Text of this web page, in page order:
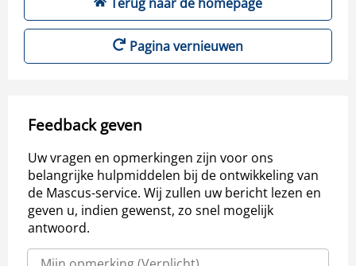
Pagina vernieuwen
Feedback geven
Uw vragen en opmerkingen zijn voor ons
belangrijke hulpmiddelen bij de ontwikkeling van
de Mascus-service. Wij zullen uw bericht lezen en
geven u, indien gewenst, zo snel mogelijk
antwoord.